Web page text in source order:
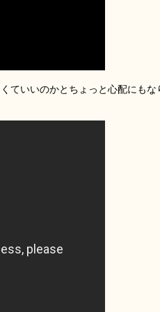
ていいのかとちょっと心配にもな